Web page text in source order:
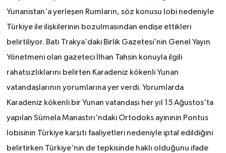
Yunanistan'a yerleşen Rumların, söz konusu lobi nedeniyle
Türkiye ile ilişkilerinin bozulmasından endişe ettikleri
belirtiliyor. Batı Trakya'daki Birlik Gazetesi'nin Genel Yayın
Yönetmeni olan gazeteci İlhan Tahsin konuyla ilgili
rahatsızlıklarını belirten Karadeniz kökenli Yunan
vatandaşlarının yorumlarına yer verdi. Yorumlarda
Karadeniz kökenli bir Yunan vatandaşı her yıl 15 Ağustos'ta
yapılan Sümela Manastırı'ndaki Ortodoks ayininin Pontus
lobisinin Türkiye karşıtı faaliyetleri nedeniyle iptal edildiğini
belirtirken Türkiye'nin de tepkisinde haklı olduğunu ifade